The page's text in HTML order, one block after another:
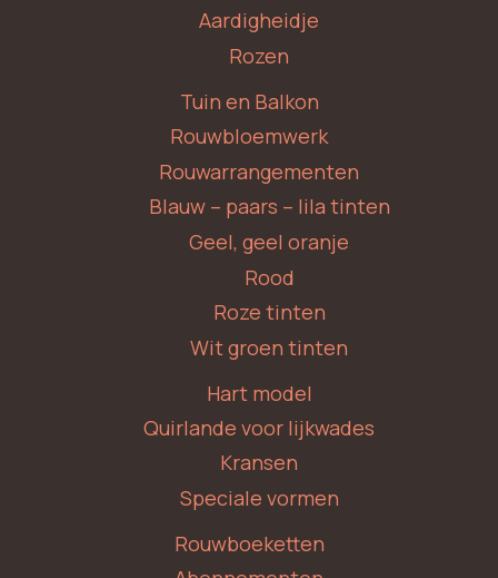
Aardigheidje
Rozen
Tuin en Balkon
Rouwbloemwerk
Rouwarrangementen
Blauw – paars – lila tinten
Geel, geel oranje
Rood
Roze tinten
Wit groen tinten
Hart model
Quirlande voor lijkwades
Kransen
Speciale vormen
Rouwboeketten